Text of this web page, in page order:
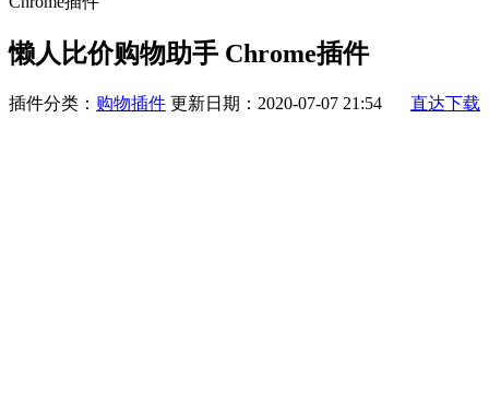
懒人比价购物助手 Chrome插件
插件分类： 购物插件 更新日期：2020-07-07 21:54 直达下载